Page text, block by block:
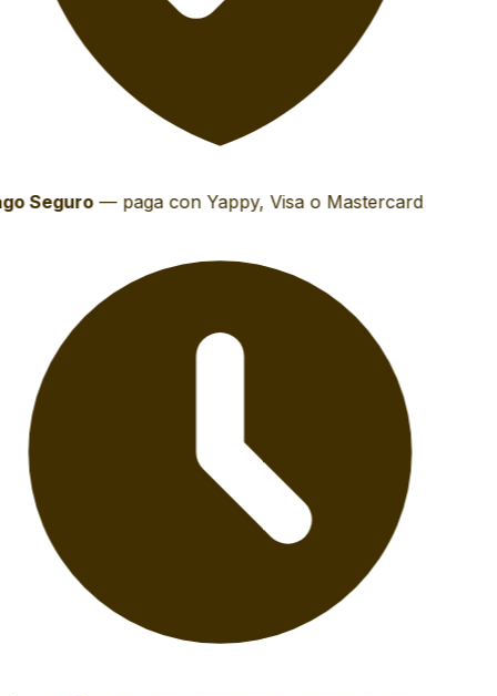
Seguro— paga con Yappy, Visa o Mastercard